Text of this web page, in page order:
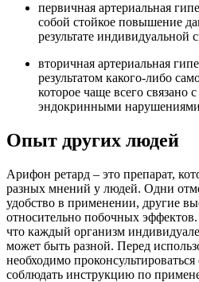
первичная артериальная
собой стойкое повышение
результате индивидуальной
вторичная артериальная
результатом какого-либо
которое чаще всего связано
эндокринными
Опыт других людей
Арифон ретард – это препарат,
разных мнений у людей. Одни
удобство в применении, другие
относительно побочных
что каждый организм
может быть разной. Перед
необходимо
соблюдать инструкцию по